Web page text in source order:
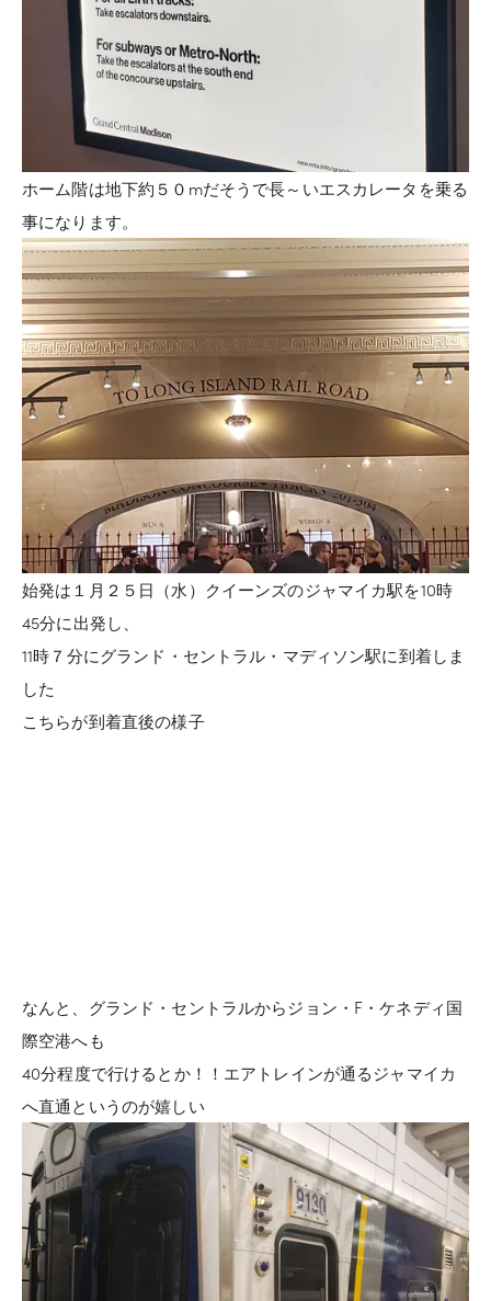
ホーム階は地下約５０mだそうで長～いエスカレータを乗る
事になります。
始発は１月２５日（水）クイーンズのジャマイカ駅を10時
45分に出発し、
11時７分にグランド・セントラル・マディソン駅に到着しま
した
こちらが到着直後の様子
なんと、グランド・セントラルからジョン・F・ケネディ国
際空港へも
40分程度で行けるとか！！エアトレインが通るジャマイカ
へ直通というのが嬉しい